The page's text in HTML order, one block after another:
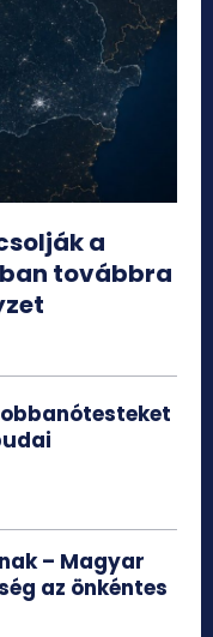
a
továbbra
– Magyar
az önkéntes